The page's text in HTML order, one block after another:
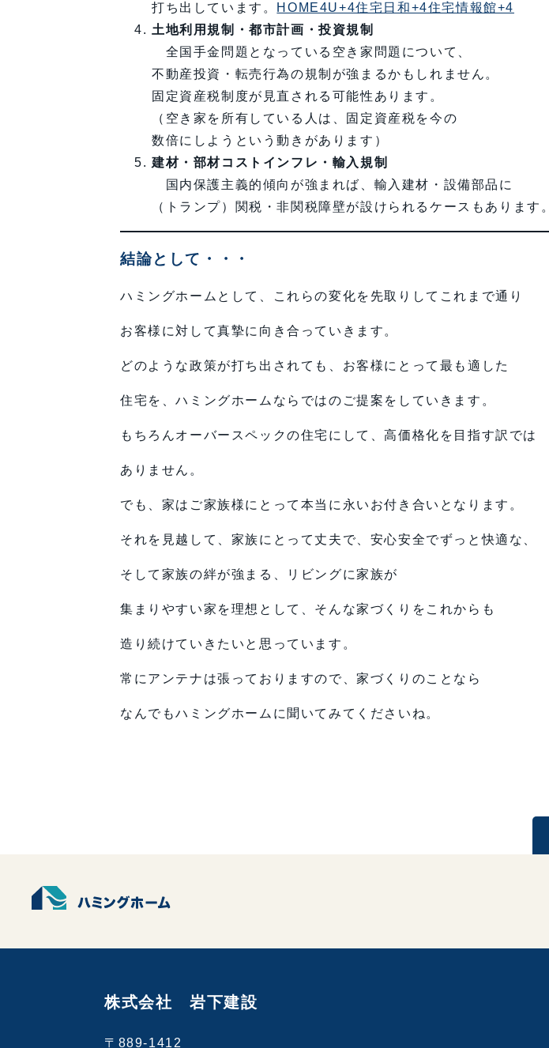
打ち出しています。 HOME4U+4住宅日和+4住宅情報館+4
土地利用規制・都市計画・投資規制
全国手金問題となっている空き家問題について、
不動産投資・転売行為の規制が強まるかもしれません。
固定資産税制度が見直される可能性あります。
（空き家を所有している人は、固定資産税を今の
数倍にしようという動きがあります）
建材・部材コストインフレ・輸入規制
国内保護主義的傾向が強まれば、輸入建材・設備部品に
（トランプ）関税・非関税障壁が設けられるケースもあります。
結論として・・・
ハミングホームとして、これらの変化を先取りしてこれまで通り
お客様に対して真摯に向き合っていきます。
どのような政策が打ち出されても、お客様にとって最も適した
住宅を、ハミングホームならではのご提案をしていきます。
もちろんオーバースペックの住宅にして、高価格化を目指す訳では
ありません。
でも、家はご家族様にとって本当に永いお付き合いとなります。
それを見越して、家族にとって丈夫で、安心安全でずっと快適な、
そして家族の絆が強まる、リビングに家族が
集まりやすい家を理想として、そんな家づくりをこれからも
造り続けていきたいと思っています。
常にアンテナは張っておりますので、家づくりのことなら
なんでもハミングホームに聞いてみてくださいね。
株式会社 岩下建設
〒889-1412